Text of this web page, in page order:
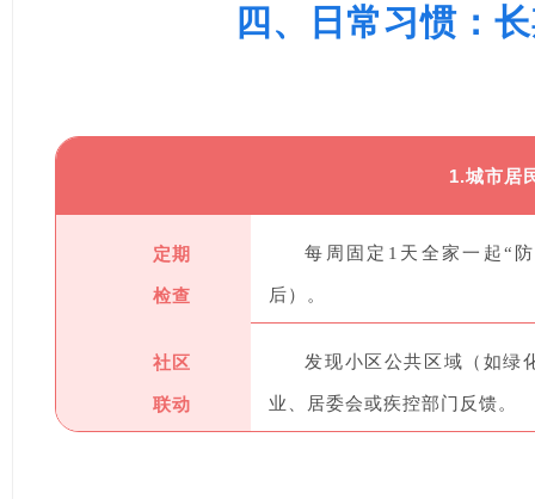
四、日常习惯：
1.城市居
定期
检查
每周固定1天全家一起“
后）。
社区
联动
发现小区公共区域（如绿
业、居委会或疾控部门反馈。